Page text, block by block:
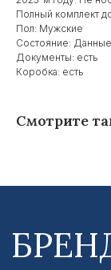
Полный комплект
Пол: Мужские
Состояние:
Документы: есть
Коробка: есть
Смотрите
2020-2023 © ООО